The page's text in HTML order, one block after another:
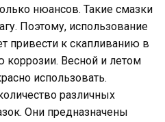
нюансов. Такие смазки
Поэтому, использование
привести к скапливанию в
Весной и летом
использовать.
различных
Они предназначены